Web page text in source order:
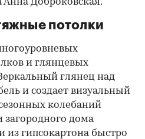
потолки
и глянцевых
глянец над
и создает визуальный
колебаний
загородного дома
гипсокартона быстро